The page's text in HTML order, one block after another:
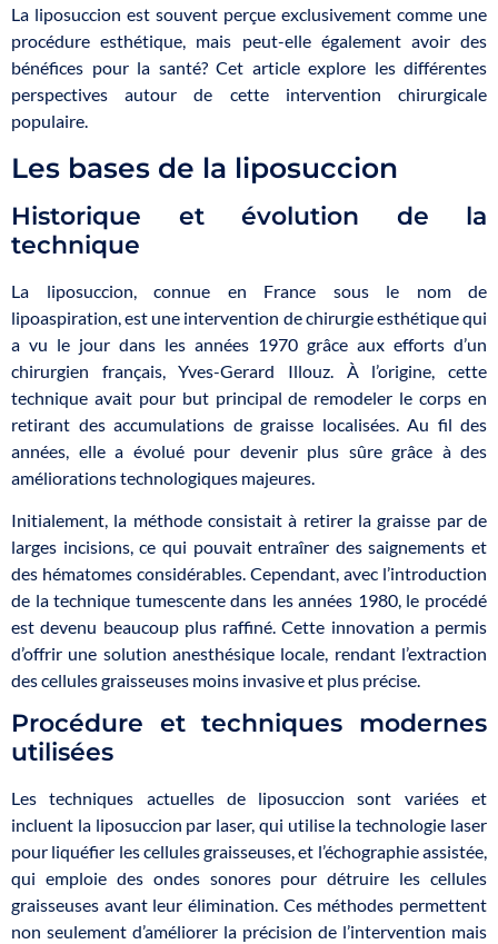
La liposuccion est souvent perçue exclusivement comme une
procédure esthétique, mais peut-elle également avoir des
bénéfices pour la santé? Cet article explore les différentes
perspectives autour de cette intervention chirurgicale
populaire.
Les bases de la liposuccion
Historique et évolution de la
technique
La liposuccion, connue en France sous le nom de
lipoaspiration, est une intervention de chirurgie esthétique qui
a vu le jour dans les années 1970 grâce aux efforts d’un
chirurgien français, Yves-Gerard Illouz. À l’origine, cette
technique avait pour but principal de remodeler le corps en
retirant des accumulations de graisse localisées. Au fil des
années, elle a évolué pour devenir plus sûre grâce à des
améliorations technologiques majeures.
Initialement, la méthode consistait à retirer la graisse par de
larges incisions, ce qui pouvait entraîner des saignements et
des hématomes considérables. Cependant, avec l’introduction
de la technique tumescente dans les années 1980, le procédé
est devenu beaucoup plus raffiné. Cette innovation a permis
d’offrir une solution anesthésique locale, rendant l’extraction
des cellules graisseuses moins invasive et plus précise.
Procédure et techniques modernes
utilisées
Les techniques actuelles de liposuccion sont variées et
incluent la liposuccion par laser, qui utilise la technologie laser
pour liquéfier les cellules graisseuses, et l’échographie assistée,
qui emploie des ondes sonores pour détruire les cellules
graisseuses avant leur élimination. Ces méthodes permettent
non seulement d’améliorer la précision de l’intervention mais